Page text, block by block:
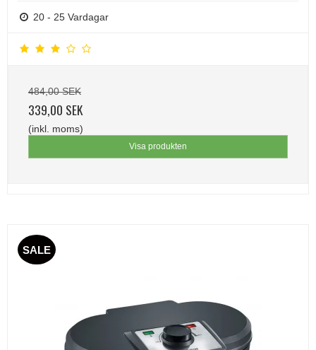
20 - 25 Vardagar
484,00 SEK
339,00 SEK
(inkl. moms)
Visa produkten
SALE